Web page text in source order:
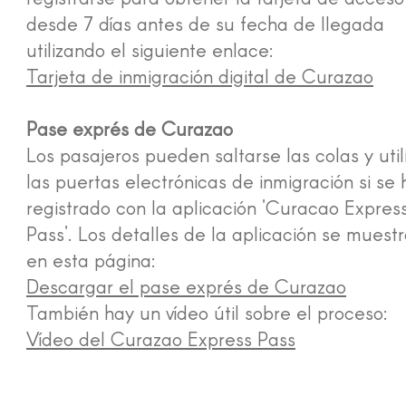
desde 7 días antes de su fecha de llegada
utilizando el siguiente enlace:
Tarjeta de inmigración digital de Curazao
Pase exprés de Curazao
Los pasajeros pueden saltarse las colas y
las puertas electrónicas de inmigración si se
registrado con la aplicación 'Curacao
Pass'. Los detalles de la aplicación se
en esta página:
Descargar el pase exprés de Curazao
También hay un vídeo útil sobre el proceso:
Vídeo del Curazao Express Pass